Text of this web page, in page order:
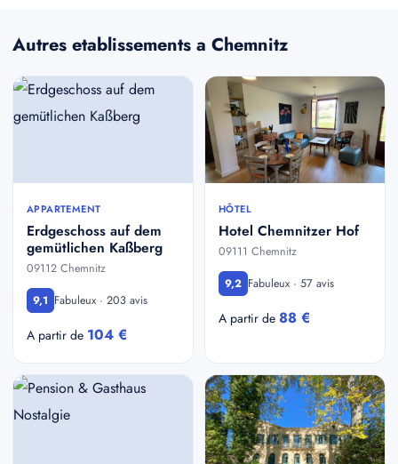
Autres etablissements a Chemnitz
APPARTEMENT
Erdgeschoss auf dem
gemütlichen Kaßberg
09112 Chemnitz
9,1 Fabuleux · 203 avis
A partir de 104 €
HÔTEL
Hotel Chemnitzer Hof
09111 Chemnitz
9,2 Fabuleux · 57 avis
A partir de 88 €